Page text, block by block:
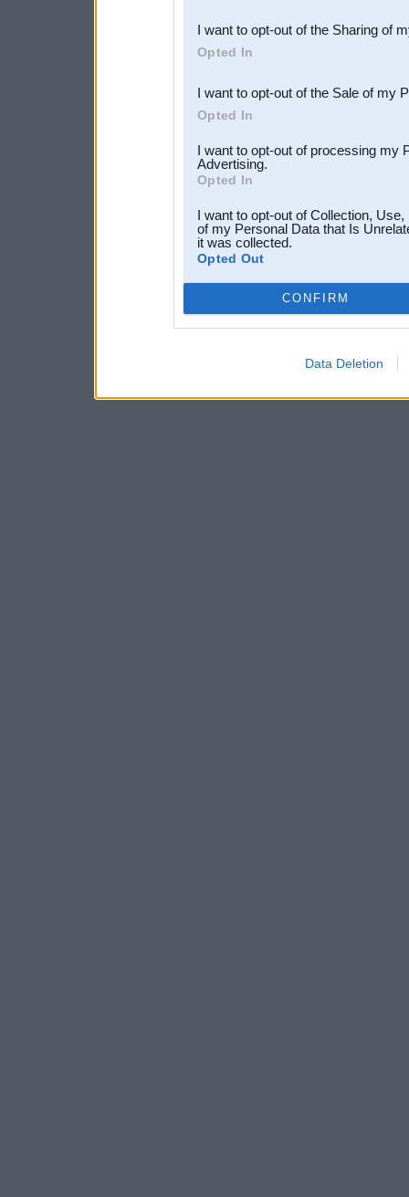
Downstream Participants
third parties.
I want to opt-out of the Sharing of
Opted In
I want to opt-out of the Sale of my
Opted In
I want to opt-out of processing my
Advertising.
Opted In
I want to opt-out of Collection,
of my Personal Data that Is
it was collected.
Opted Out
CONFIRM
Data Deletion